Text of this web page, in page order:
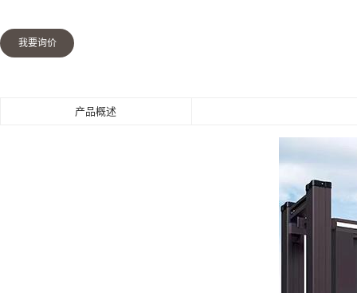
我要询价
产品概述